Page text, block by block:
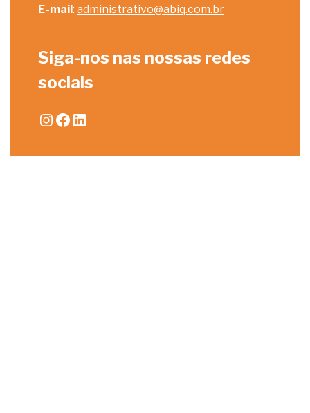
E-mail: administrativo@abiq.com.br
Siga-nos nas nossas redes
sociais
Instagram
Facebook
LinkedIn